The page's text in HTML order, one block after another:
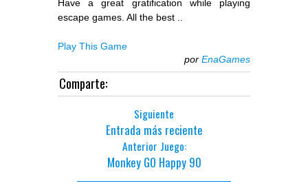
Have a great gratification while playing
escape games. All the best ..
Play This Game
por EnaGames
Comparte:
Siguiente
Entrada más reciente
Anterior Juego:
Monkey GO Happy 90